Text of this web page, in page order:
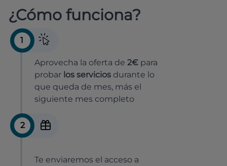
¿Cómo funciona?
1
Aprovecha la oferta de 2€ para
probar los servicios durante lo
que queda de mes, más el
siguiente mes completo
2
Te enviaremos el acceso a